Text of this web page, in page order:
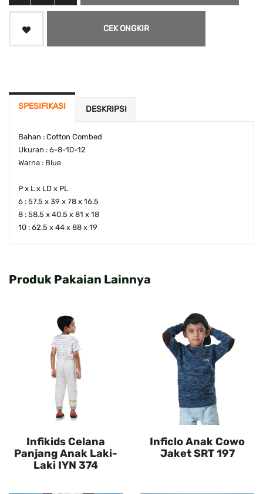
CEK ONGKIR
SPESIFIKASI DESKRIPSI
Bahan : Cotton Combed
Ukuran : 6-8-10-12
Warna : Blue
P x L x LD x PL
6 : 57.5 x 39 x 78 x 16.5
8 : 58.5 x 40.5 x 81 x 18
10 : 62.5 x 44 x 88 x 19
Produk Pakaian Lainnya
Infikids Celana
Panjang Anak Laki-
Laki IYN 374
Inficlo Anak Cowo
Jaket SRT 197